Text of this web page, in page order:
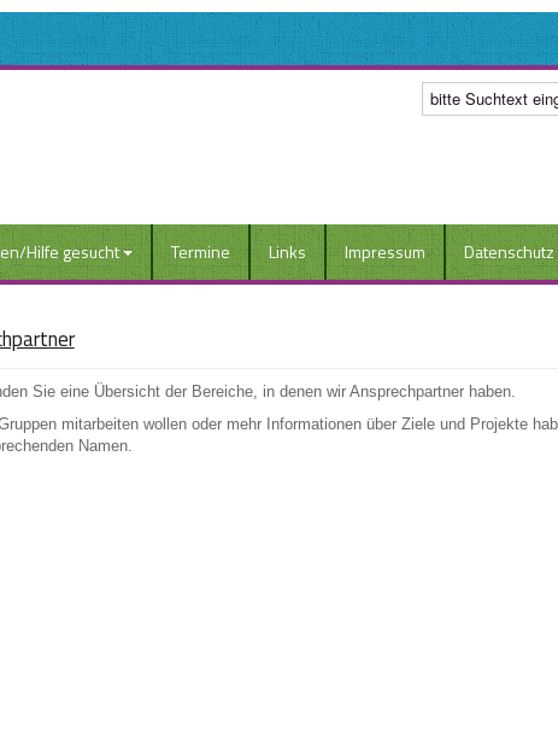
Hilfe gesucht Termine Links Impressum Datenschutz
Sie eine Übersicht der Bereiche, in denen wir Ansprechpartner haben.
mitarbeiten wollen oder mehr Informationen über Ziele und Projekte
Namen.